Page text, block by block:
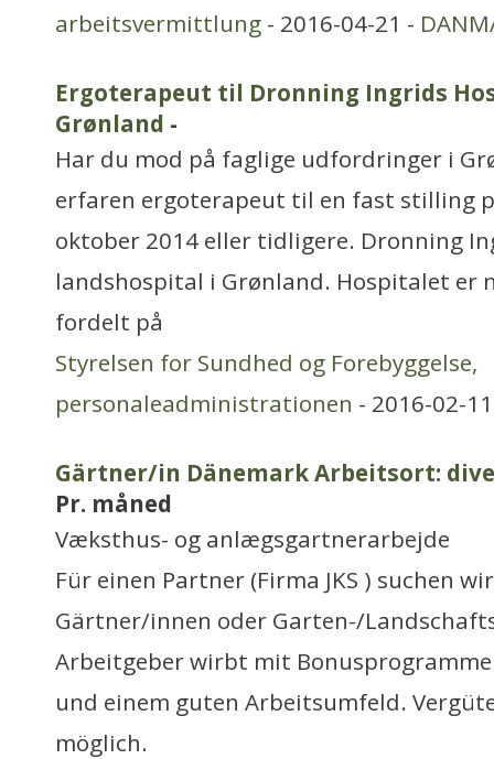
arbeitsvermittlung - 2016-04-21 -
Ergoterapeut til Dronning Ingrids
Grønland -
Har du mod på faglige udfordringer i
erfaren ergoterapeut til en fast stilling
oktober 2014 eller tidligere. Dronning
landshospital i Grønland. Hospitalet er
fordelt på
Styrelsen for Sundhed og Forebyggelse,
personaleadministrationen - 2016-02-
Gärtner/in Dänemark Arbeitsort:
Pr. måned
Væksthus- og anlægsgartnerarbejde
Für einen Partner (Firma JKS ) suchen
Gärtner/innen oder Garten-/
Arbeitgeber wirbt mit
und einem guten Arbeitsumfeld.
möglich.